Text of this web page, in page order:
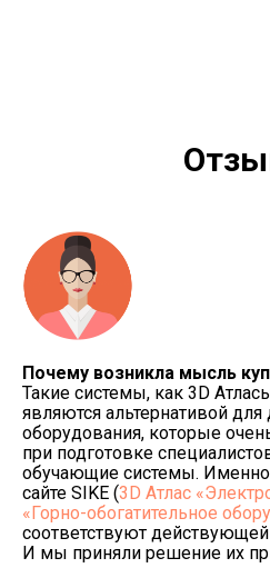
Почему возникла мысль
Такие системы, как 3D
являются альтернативой
оборудования, которые
при подготовке
обучающие системы.
сайте SIKE (3D Атлас
«Горно-обогатительное
соответствуют
И мы приняли решение их